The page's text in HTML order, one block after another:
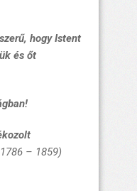
hogy Istent
és őt
– 1859)